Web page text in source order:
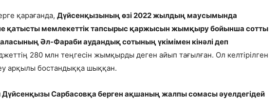
қарағанда, Дүйсенқызының өзі 2022 жылдың маусымында
қатысты мемлекеттік тапсырыс қаржысын жымқыру бойынша сотты
Әл-Фараби аудандық сотының үкімімен кінәлі деп
280 млн теңгесін жымқырды деген айып тағылған. Ол келтірілген
арқылы бостандыққа шыққан.
Сарбасовқа берген ақшаның жалпы сомасы әуелдегідей